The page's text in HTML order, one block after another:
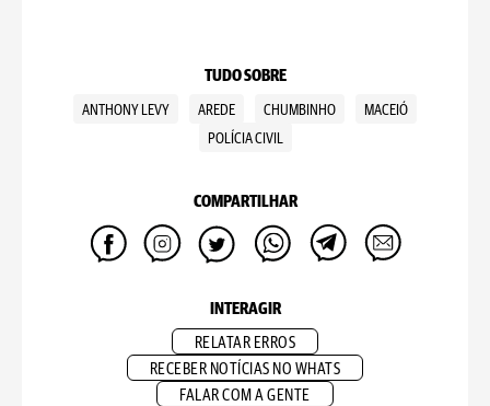
TUDO SOBRE
ANTHONY LEVY AREDE CHUMBINHO
MACEIÓ
POLÍCIA CIVIL
COMPARTILHAR
INTERAGIR
RELATAR ERROS
RECEBER NOTÍCIAS NO WHATS
FALAR COM A GENTE